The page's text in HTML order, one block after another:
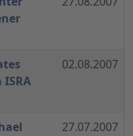
02.08.2007
27.07.2007